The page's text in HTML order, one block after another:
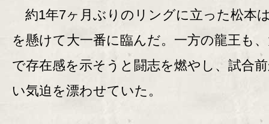
約1年7ヶ月ぶりのリングに立った松本
を懸けて大一番に臨んだ。一方の龍王も
で存在感を示そうと闘志を燃やし、試合
い気迫を漂わせていた。